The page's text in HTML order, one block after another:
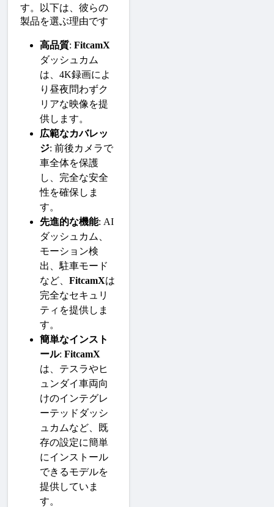
す。以下は、彼らの
製品を選ぶ理由です
高品質: FitcamX
ダッシュカム
は、4K録画によ
り昼夜問わずク
リアな映像を提
供します。
広範なカバレッ
ジ: 前後カメラで
車全体を保護
し、完全な安全
性を確保しま
す。
先進的な機能: AI
ダッシュカム、
モーション検
出、駐車モード
など、 FitcamXは
完全なセキュリ
ティを提供しま
す。
簡単なインスト
ール: FitcamX
は、テスラやヒ
ュンダイ車両向
けのインテグレ
ーテッドダッシ
ュカムなど、既
存の設定に簡単
にインストール
できるモデルを
提供していま
す。